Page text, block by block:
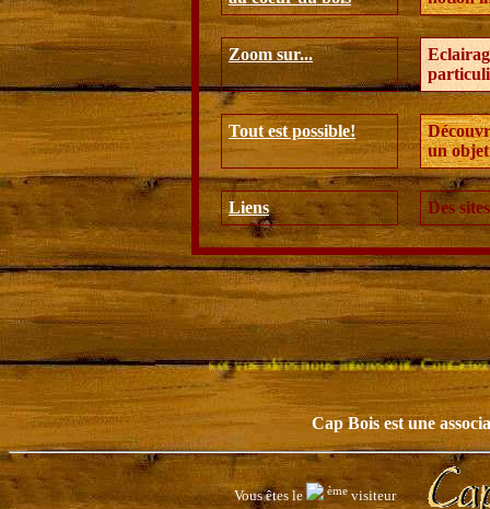
Zoom sur...
Tout est possible!
un
Liens Des
interrogations et vos idées nous interessent. Contactez nous !
Cap Bois est une
Vous êtes le ème visiteur